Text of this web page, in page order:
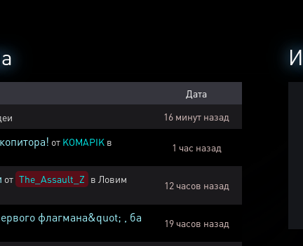
Дата
16 минут назад
от KOMAPIK в
1 час назад
от The_Assault_Z в Ловим
12 часов назад
флагмана&quot; , ба 19 часов назад